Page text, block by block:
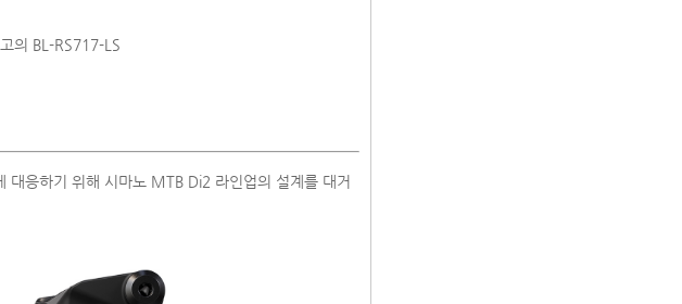
의 BL-RS717-LS
응하기 위해 시마노 MTB Di2 라인업의 설계를 대거